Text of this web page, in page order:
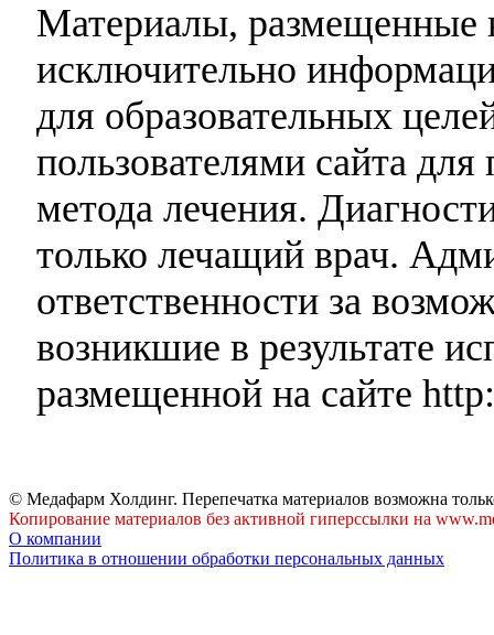
Материалы, размещенные
исключительно
для образовательных
пользователями сайта
метода лечения.
только лечащий врач.
ответственности за
возникшие в результате
размещенной на сайте
© Медафарм Холдинг. Перепечатка материалов возможна
Копирование материалов без активной гиперссылки на
О компании
Политика в отношении обработки персональных данных